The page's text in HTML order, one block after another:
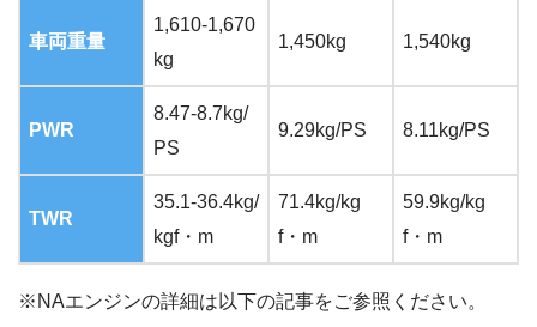
車両重量
1,610-1,670
kg
1,450kg 1,540kg
PWR
8.47-8.7kg/
PS
9.29kg/PS 8.11kg/PS
TWR
35.1-36.4kg/
kgf・m
71.4kg/kg
f・m
59.9kg/kg
f・m
※NAエンジンの詳細は以下の記事をご参照ください。